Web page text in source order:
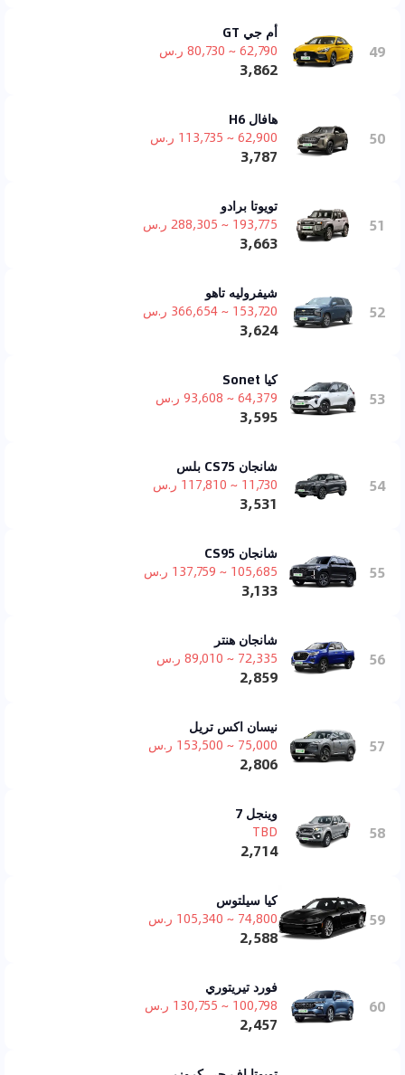
49
أم جي GT
62,790 ~ 80,730 ر.س
3,862
50
هافال H6
62,900 ~ 113,735 ر.س
3,787
51
تويوتا برادو
193,775 ~ 288,305 ر.س
3,663
52
شيفروليه تاهو
153,720 ~ 366,654 ر.س
3,624
53
كيا Sonet
64,379 ~ 93,608 ر.س
3,595
54
شانجان CS75 بلس
11,730 ~ 117,810 ر.س
3,531
55
شانجان CS95
105,685 ~ 137,759 ر.س
3,133
56
شانجان هنتر
72,335 ~ 89,010 ر.س
2,859
57
نيسان اكس تريل
75,000 ~ 153,500 ر.س
2,806
58
وينجل 7
TBD
2,714
59
كيا سيلتوس
74,800 ~ 105,340 ر.س
2,588
60
فورد تيريتوري
100,798 ~ 130,755 ر.س
2,457